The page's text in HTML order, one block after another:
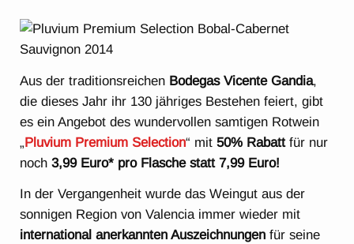
Aus der traditionsreichen Bodegas Vicente Gandia,
die dieses Jahr ihr 130 jähriges Bestehen feiert, gibt
es ein Angebot des wundervollen samtigen Rotwein
„Pluvium Premium Selection“ mit50% Rabattfür nur
noch3,99 Euro* pro Flasche statt 7,99 Euro!
In der Vergangenheit wurde das Weingut aus der
sonnigen Region von Valencia immer wieder mit
international anerkannten Auszeichnungen für seine